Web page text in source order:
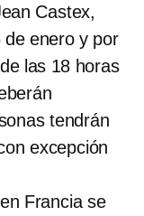
Castex,
enero y por
las 18 horas
tendrán
excepción
Francia se